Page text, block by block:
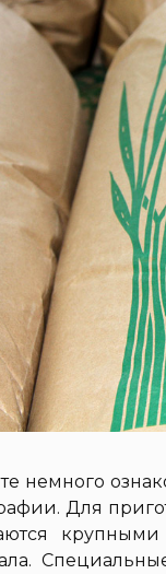
немного
Для